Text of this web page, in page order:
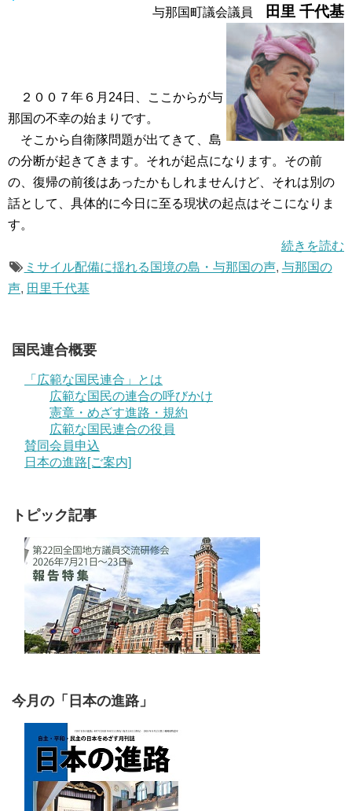
与那国町議会議員 田里 千代基
２００７年６月24日、ここからが与
那国の不幸の始まりです。
そこから自衛隊問題が出てきて、島
の分断が起きてきます。それが起点になります。その前
の、復帰の前後はあったかもしれませんけど、それは別の
話として、具体的に今日に至る現状の起点はそこになりま
す。
続きを読む
ミサイル配備に揺れる国境の島・与那国の声, 与那国の
声, 田里千代基
国民連合概要
「広範な国民連合」とは
広範な国民の連合の呼びかけ
憲章・めざす進路・規約
広範な国民連合の役員
賛同会員申込
日本の進路[ご案内]
トピック記事
今月の「日本の進路」